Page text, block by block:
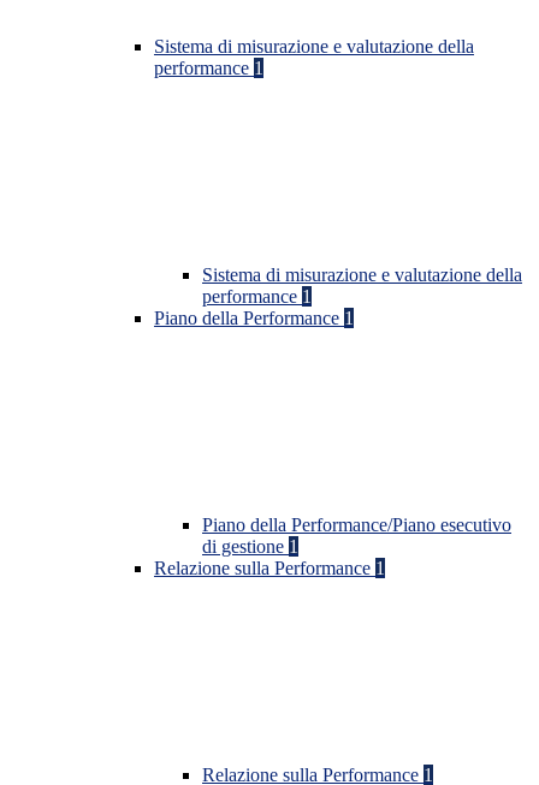
Sistema di misurazione e valutazione della
performance 1
Sistema di misurazione e valutazione della
performance 1
Piano della Performance 1
Piano della Performance/Piano esecutivo
di gestione 1
Relazione sulla Performance 1
Relazione sulla Performance 1